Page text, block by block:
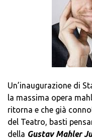
Un’inaugurazione di
la massima opera
ritorna e che già
del Teatro, basti
della Gustav Mahler